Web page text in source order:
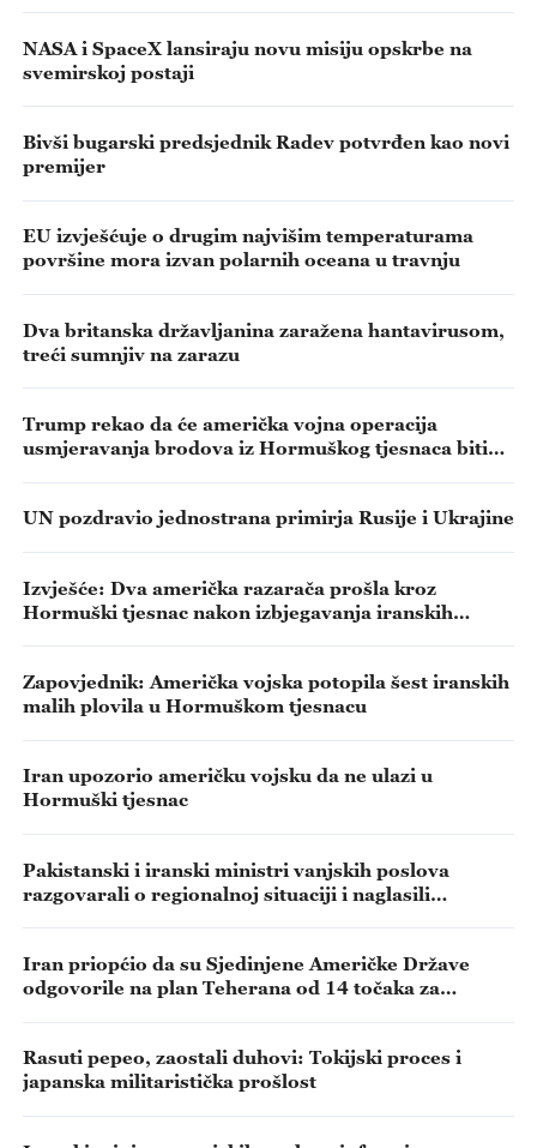
NASA i SpaceX lansiraju novu misiju opskrbe na
svemirskoj postaji
Bivši bugarski predsjednik Radev potvrđen kao novi
premijer
EU izvješćuje o drugim najvišim temperaturama
površine mora izvan polarnih oceana u travnju
Dva britanska državljanina zaražena hantavirusom,
treći sumnjiv na zarazu
Trump rekao da će američka vojna operacija
usmjeravanja brodova iz Hormuškog tjesnaca biti
UN pozdravio jednostrana primirja Rusije i Ukrajine
Izvješće: Dva američka razarača prošla kroz
Hormuški tjesnac nakon izbjegavanja iranskih
Zapovjednik: Američka vojska potopila šest iranskih
malih plovila u Hormuškom tjesnacu
Iran upozorio američku vojsku da ne ulazi u
Hormuški tjesnac
Pakistanski i iranski ministri vanjskih poslova
razgovarali o regionalnoj situaciji i naglasili
Iran priopćio da su Sjedinjene Američke Države
odgovorile na plan Teherana od 14 točaka za
Rasuti pepeo, zaostali duhovi: Tokijski proces i
japanska militaristička prošlost